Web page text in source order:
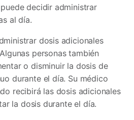
decidir administrar
al día.
dosis adicionales
personas también
o disminuir la dosis de
durante el día. Su médico
recibirá las dosis adicionales
la dosis durante el día.